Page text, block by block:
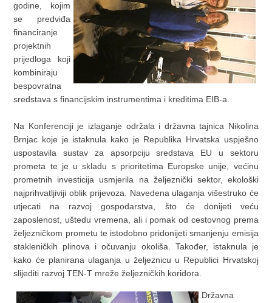
godine, kojim
se predviđa
financiranje
projektnih
prijedloga koji
kombiniraju
bespovratna
sredstava s financijskim instrumentima i kreditima EIB-a.
Na Konferenciji je izlaganje održala i državna tajnica Nikolina
Brnjac koje je istaknula kako je Republika Hrvatska uspješno
uspostavila sustav za apsorpciju sredstava EU u sektoru
prometa te je u skladu s prioritetima Europske unije, većinu
prometnih investicija usmjerila na željeznički sektor, ekološki
najprihvatljiviji oblik prijevoza. Navedena ulaganja višestruko će
utjecati na razvoj gospodarstva, što će donijeti veću
zaposlenost, uštedu vremena, ali i pomak od cestovnog prema
željezničkom prometu te istodobno pridonijeti smanjenju emisija
stakleničkih plinova i očuvanju okoliša. Također, istaknula je
kako će planirana ulaganja u željeznicu u Republici Hrvatskoj
slijediti razvoj TEN-T mreže željezničkih koridora.
Državna